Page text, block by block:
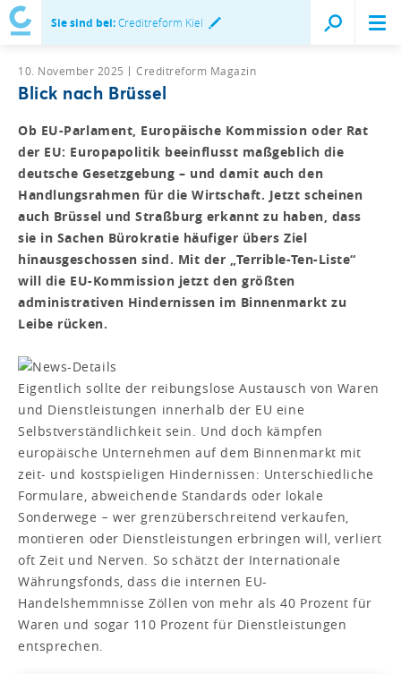
Sie sind bei:Creditreform Kiel
10. November 2025 Creditreform Magazin
Blick nach Brüssel
Ob EU-Parlament, Europäische Kommission oder Rat
der EU: Europapolitik beeinflusst maßgeblich die
deutsche Gesetzgebung – und damit auch den
Handlungsrahmen für die Wirtschaft. Jetzt scheinen
auch Brüssel und Straßburg erkannt zu haben, dass
sie in Sachen Bürokratie häufiger übers Ziel
hinausgeschossen sind. Mit der „Terrible-Ten-Liste“
will die EU-Kommission jetzt den größten
administrativen Hindernissen im Binnenmarkt zu
Leibe rücken.
Eigentlich sollte der reibungslose Austausch von Waren
und Dienstleistungen innerhalb der EU eine
Selbstverständlichkeit sein. Und doch kämpfen
europäische Unternehmen auf dem Binnenmarkt mit
zeit- und kostspieligen Hindernissen: Unterschiedliche
Formulare, abweichende Standards oder lokale
Sonderwege − wer grenzüberschreitend verkaufen,
montieren oder Dienstleistungen erbringen will, verliert
oft Zeit und Nerven. So schätzt der Internationale
Währungsfonds, dass die internen EU-
Handelshemmnisse Zöllen von mehr als 40 Prozent für
Waren und sogar 110 Prozent für Dienstleistungen
entsprechen.